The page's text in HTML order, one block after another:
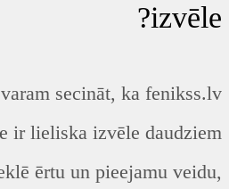
izvēle?
secināt, ka fenikss.lv
ir lieliska izvēle daudziem
ērtu un pieejamu veidu,